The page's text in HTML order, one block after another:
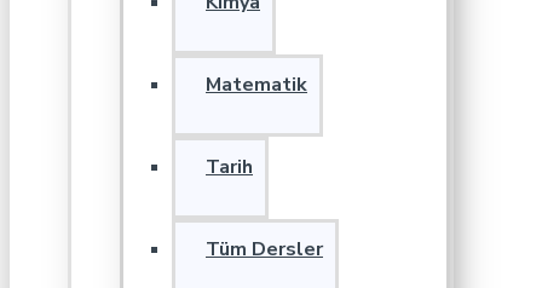
Matematik
Tarih
Tüm Dersler